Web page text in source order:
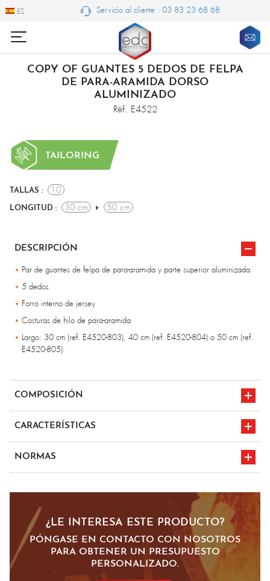
ES
ES Servicio al cliente : 03 83 23 68 68
COPY OF GUANTES 5 DEDOS DE FELPA
DE PARA-ARAMIDA DORSO
ALUMINIZADO
Réf. E4522
TAILORING
TALLAS : 10
LONGITUD : 30 cm 50 cm
DESCRIPCIÓN
Par de guantes de felpa de para-aramida y parte superior aluminizada
5 dedos
Forro interno de jersey
Costuras de hilo de para-aramida
Largo: 30 cm (ref. E4520-803), 40 cm (ref. E4520-804) o 50 cm (ref.
E4520-805).
COMPOSICIÓN
Parte superior aluminizada
Forro interno de jersey
CARACTERÍSTICAS
Protección 400°c
NORMAS
¿LE INTERESA ESTE PRODUCTO?
PÓNGASE EN CONTACTO CON NOSOTROS
PARA OBTENER UN PRESUPUESTO
PERSONALIZADO.